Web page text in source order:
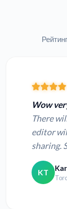
Wow
There
editor
sharing.
KT